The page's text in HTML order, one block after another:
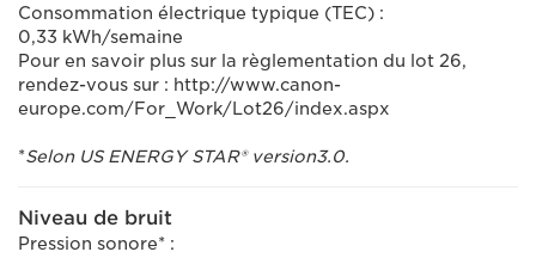
Consommation électrique typique (TEC) :
0,33 kWh/semaine
Pour en savoir plus sur la règlementation du lot 26,
rendez-vous sur : http://www.canon-
europe.com/For_Work/Lot26/index.aspx
*Selon US ENERGY STAR® version3.0.
Niveau de bruit
Pression sonore* :